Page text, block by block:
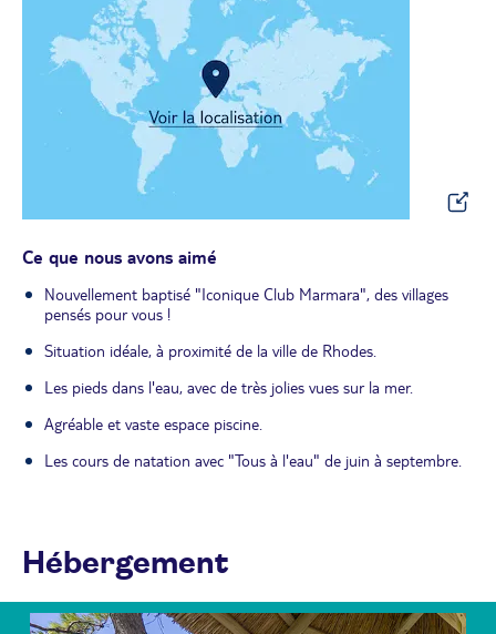
Ce que nous avons aimé
Nouvellement baptisé "Iconique Club Marmara", des villages
pensés pour vous !
Situation idéale, à proximité de la ville de Rhodes.
Les pieds dans l'eau, avec de très jolies vues sur la mer.
Agréable et vaste espace piscine.
Les cours de natation avec "Tous à l'eau" de juin à septembre.
Hébergement